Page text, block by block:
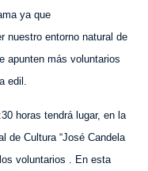
ya que
nuestro entorno natural de
apunten más voluntarios
edil.
horas tendrá lugar, en la
de Cultura “José Candela
voluntarios . En esta